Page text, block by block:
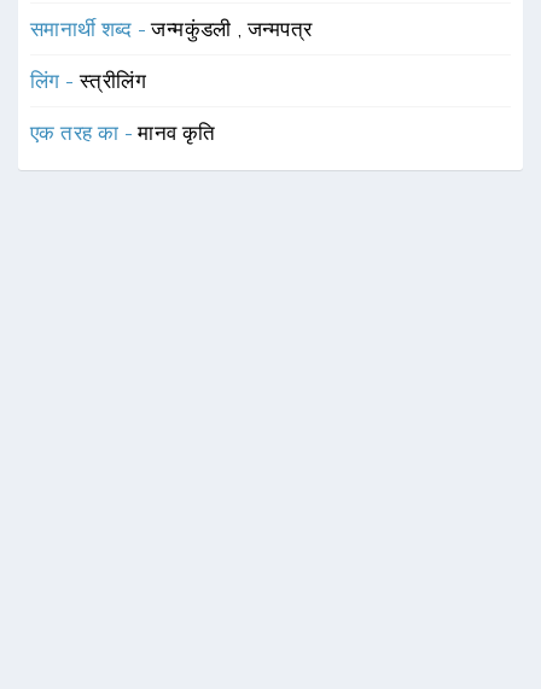
समानार्थी शब्द -जन्मकुंडली ,जन्मपत्र
लिंग -स्त्रीलिंग
एक तरह का -मानव कृति